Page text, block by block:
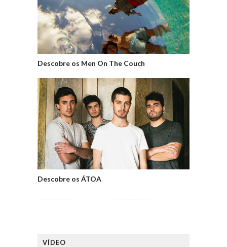
Descobre os Men On The Couch
Descobre os ÁTOA
VÍDEO